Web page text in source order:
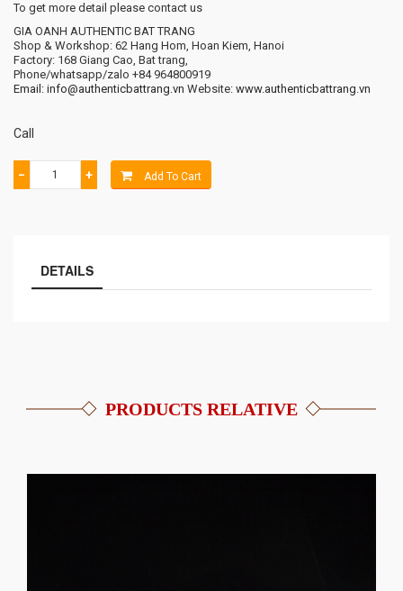
To get more detail please contact us
GIA OANH AUTHENTIC BAT TRANG
Shop & Workshop: 62 Hang Hom, Hoan Kiem, Hanoi
Factory: 168 Giang Cao, Bat trang,
Phone/whatsapp/zalo +84 964800919
Email: info@authenticbattrang.vn ​ Website: www.authenticbattrang.vn
Call
− + Add To Cart
DETAILS
PRODUCTS RELATIVE